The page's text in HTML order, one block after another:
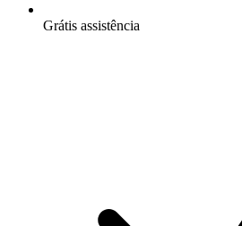
Grátis assistência